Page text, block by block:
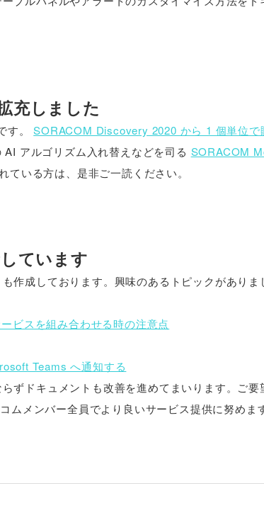
充しました
す。SORACOM Discovery 2020 から 1 個単位で
アルゴリズム入れ替えなどを司る SORACOM
いる方は、是非ご一読ください。
ています
作成しております。興味のあるトピックがありま
ビスを組み合わせる時の注意点
Teams へ通知する
ずドキュメントも改善を進めてまいります。ご要
メンバー全員でより良いサービス提供に努めます